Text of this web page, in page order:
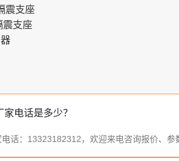
震支座
震支座
家电话是多少？
电话：13323182312，欢迎来电咨询报价、参